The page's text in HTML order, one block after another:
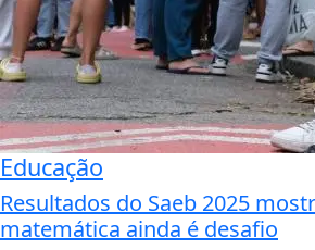
Educação
Resultados do Saeb 2025
matemática ainda é desafio